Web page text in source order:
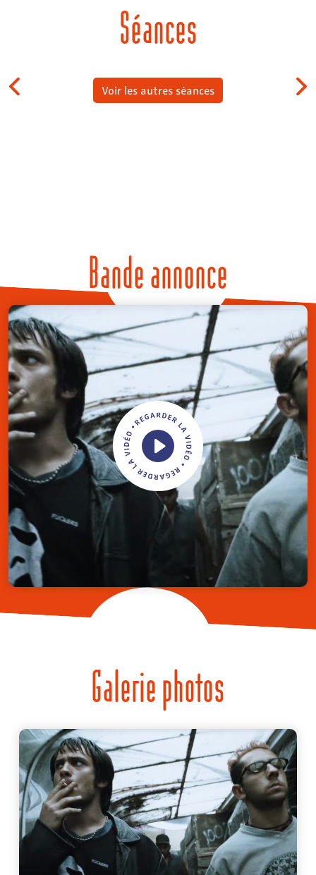
Séances
Voir les autres séances
Bande annonce
Galerie photos